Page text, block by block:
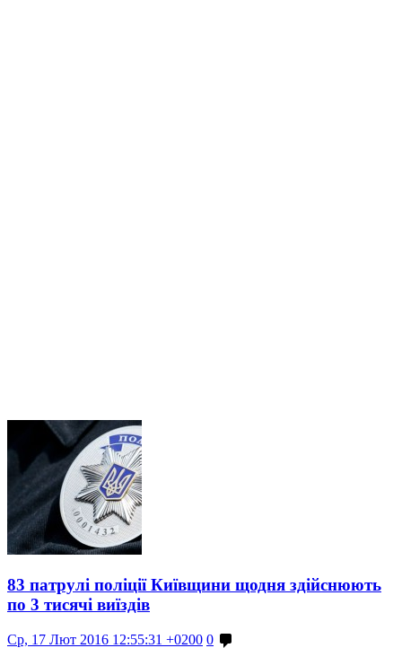
83 патрулі поліції Київщини щодня здійснюють
по 3 тисячі виїздів
Ср, 17 Лют 2016 12:55:31 +0200 0